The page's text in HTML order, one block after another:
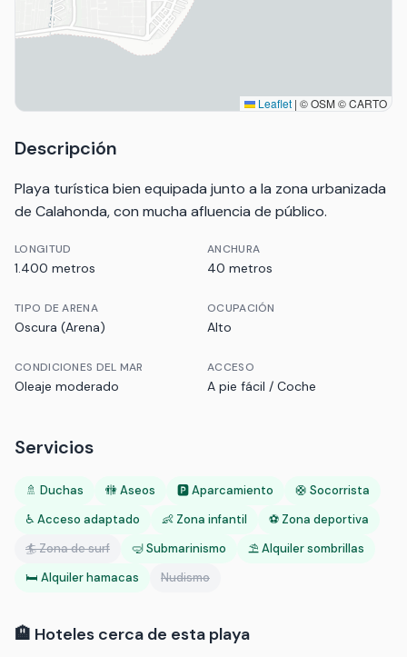
Leaflet | © OSM © CARTO
Descripción
Playa turística bien equipada junto a la zona urbanizada
de Calahonda, con mucha afluencia de público.
LONGITUD
1.400 metros
ANCHURA
40 metros
TIPO DE ARENA
Oscura (Arena)
OCUPACIÓN
Alto
CONDICIONES DEL MAR
Oleaje moderado
ACCESO
A pie fácil / Coche
Servicios
🚿 Duchas 🚻 Aseos 🅿️ Aparcamiento
🛟 Socorrista
♿ Acceso adaptado
👶 Zona infantil
⚽ Zona deportiva
🏄 Zona de surf
🤿 Submarinismo
⛱️ Alquiler sombrillas
🛏️ Alquiler hamacas
Nudismo
🏨 Hoteles cerca de esta playa